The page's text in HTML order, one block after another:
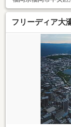
フリーディア大